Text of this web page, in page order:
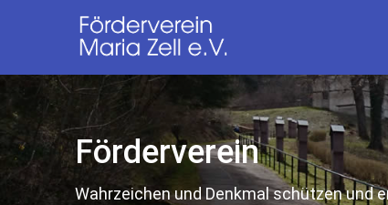
Förderverein
Wahrzeichen und Denkmal schützen und